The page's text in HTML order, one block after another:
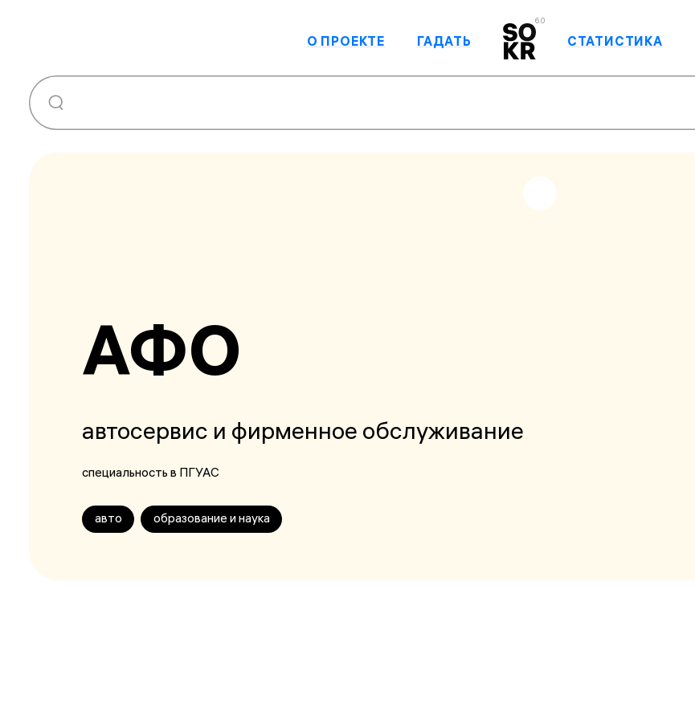
6.0
О ПРОЕКТЕ ГАДАТЬ СТАТИСТИКА
АФО
автосервис и фирменное обслуживание
специальность в ПГУАС
авто образование и наука